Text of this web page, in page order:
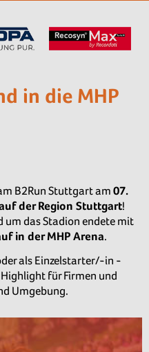
in die MHP
B2Run Stuttgart am 07.
der Region Stuttgart!
um das Stadion endete mit
in der MHP Arena.
als Einzelstarter/-in -
für Firmen und
Umgebung.